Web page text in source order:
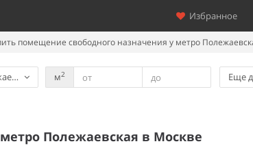
Избранное
помещение свободного назначения у метро
м2 Еще
Полежаевская в Москве